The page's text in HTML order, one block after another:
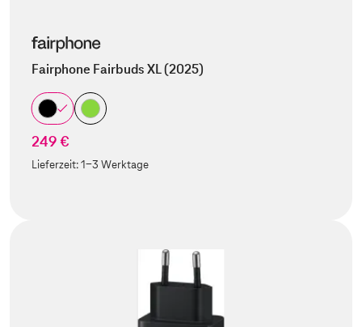
Fairphone Fairbuds XL (2025)
249 €
Lieferzeit:1-3 Werktage